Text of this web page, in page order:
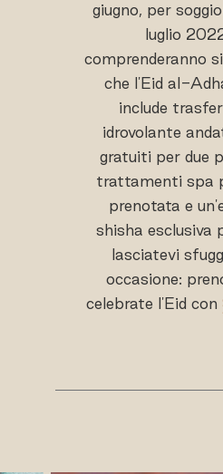
giugno, per
luglio
comprenderanno
che l'Eid al-
include
idrovolante
gratuiti per due
trattamenti spa
prenotata e
shisha esclusiva
lasciatevi
occasione:
celebrate l'Eid con